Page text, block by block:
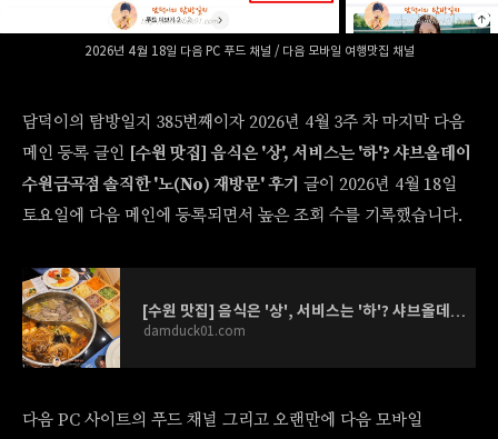
2026년 4월 18일 다음 PC 푸드 채널 / 다음 모바일 여행맛집 채널
담덕이의 탐방일지 385번째이자 2026년 4월 3주 차 마지막 다음
메인 등록 글인 [수원 맛집] 음식은 '상', 서비스는 '하'? 샤브올데이
수원금곡점 솔직한 '노(No) 재방문' 후기 글이 2026년 4월 18일
토요일에 다음 메인에 등록되면서 높은 조회 수를 기록했습니다.
[수원 맛집] 음식은 '상', 서비스는 '하'? 샤브올데이 수원금곡점 솔직한 '노(No) 재방문' 후기
damduck01.com
다음 PC 사이트의 푸드 채널 그리고 오랜만에 다음 모바일